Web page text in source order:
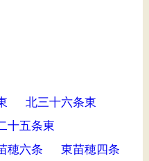
北三十六条東
十五条東
穂六条 東苗穂四条